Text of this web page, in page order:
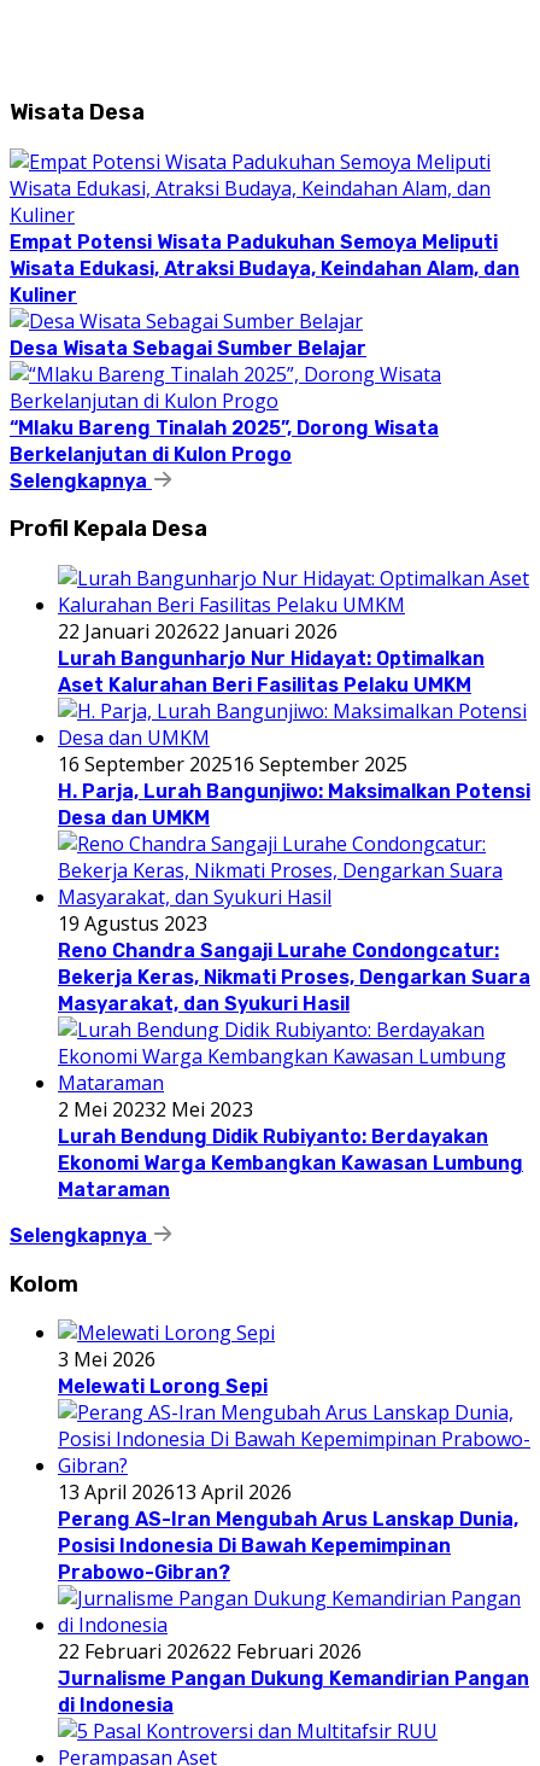
Wisata Desa
Empat Potensi Wisata Padukuhan Semoya Meliputi
Wisata Edukasi, Atraksi Budaya, Keindahan Alam, dan
Kuliner
Desa Wisata Sebagai Sumber Belajar
“Mlaku Bareng Tinalah 2025”, Dorong Wisata
Berkelanjutan di Kulon Progo
Selengkapnya
Profil Kepala Desa
22 Januari 202622 Januari 2026
Lurah Bangunharjo Nur Hidayat: Optimalkan
Aset Kalurahan Beri Fasilitas Pelaku UMKM
16 September 202516 September 2025
H. Parja, Lurah Bangunjiwo: Maksimalkan Potensi
Desa dan UMKM
19 Agustus 2023
Reno Chandra Sangaji Lurahe Condongcatur:
Bekerja Keras, Nikmati Proses, Dengarkan Suara
Masyarakat, dan Syukuri Hasil
2 Mei 20232 Mei 2023
Lurah Bendung Didik Rubiyanto: Berdayakan
Ekonomi Warga Kembangkan Kawasan Lumbung
Mataraman
Selengkapnya
Kolom
3 Mei 2026
Melewati Lorong Sepi
13 April 202613 April 2026
Perang AS-Iran Mengubah Arus Lanskap Dunia,
Posisi Indonesia Di Bawah Kepemimpinan
Prabowo-Gibran?
22 Februari 202622 Februari 2026
Jurnalisme Pangan Dukung Kemandirian Pangan
di Indonesia